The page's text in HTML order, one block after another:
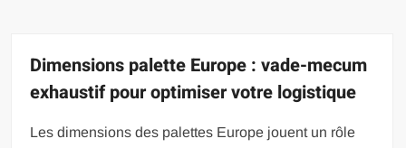
Dimensions palette Europe : vade-mecum
exhaustif pour optimiser votre logistique
Les dimensions des palettes Europe jouent un rôle